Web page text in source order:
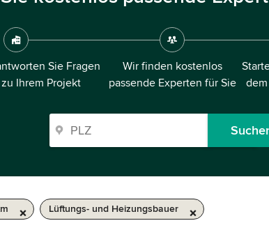
Sie Fragen
zu Ihrem Projekt
Wir finden kostenlos
passende Experten für Sie
Lüftungs- und Heizungsbauer